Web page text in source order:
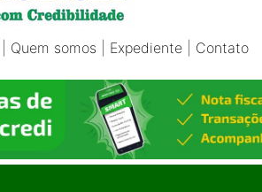
Quem somos Expediente Contato